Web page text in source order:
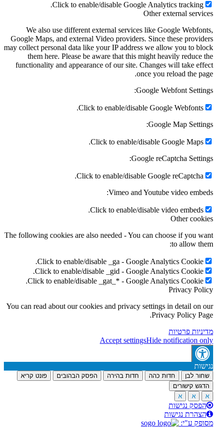
Click to enable/disable Google Analytics
Other external
We also use different external services like Google
Google Maps, and external Video providers. Since these
may collect personal data like your IP address we allow you to
them here. Please be aware that this might heavily
functionality and appearance of our site. Changes will take
once you reload the
Google Webfont
Click to enable/disable Google
Google Map
Click to enable/disable Google
Google reCaptcha
Click to enable/disable Google
Vimeo and Youtube video
Click to enable/disable video
Other
The following cookies are also needed - You can choose if you
to allow
Click to enable/disable _ga - Google Analytics
Click to enable/disable _gid - Google Analytics
Click to enable/disable _gat_* - Google Analytics
Privacy
You can read about our cookies and privacy settings in detail
Privacy Policy
פרטיות
Accept settings Hide notification
לבן חדות כהה חדות בהירה הפסק הבהובים
פונט קריא
קישורים
א
א
נגישות
נגישות
ע"י: